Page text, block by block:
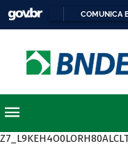
COMUNICA